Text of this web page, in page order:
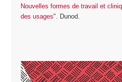
Nouvelles formes de travail et
des usages". Dunod.